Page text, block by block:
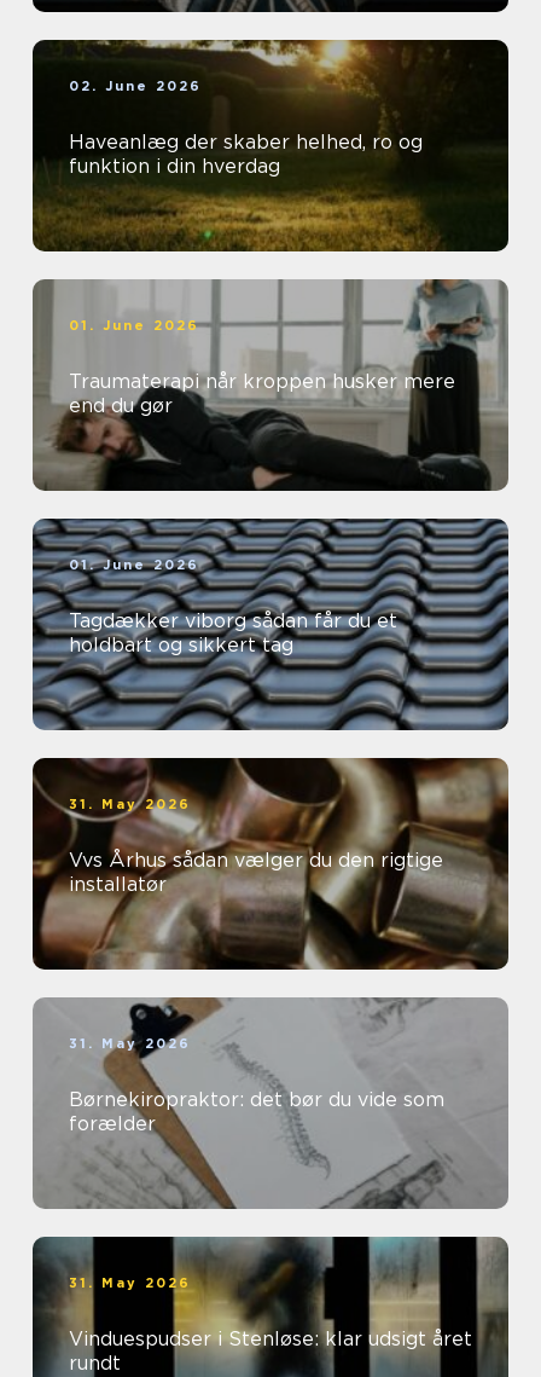
02. June 2026
Haveanlæg der skaber helhed, ro og
funktion i din hverdag
01. June 2026
Traumaterapi når kroppen husker mere
end du gør
01. June 2026
Tagdækker viborg sådan får du et
holdbart og sikkert tag
31. May 2026
Vvs Århus sådan vælger du den rigtige
installatør
31. May 2026
Børnekiropraktor: det bør du vide som
forælder
31. May 2026
Vinduespudser i Stenløse: klar udsigt året
rundt